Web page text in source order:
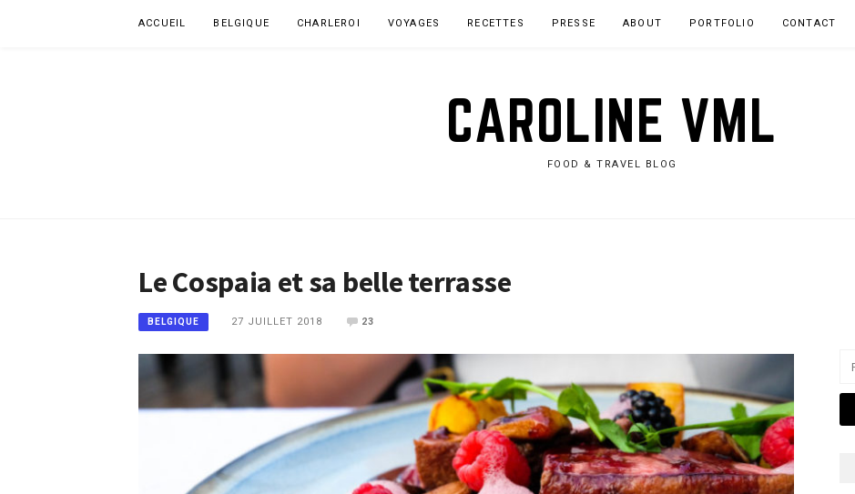
ACCUEIL BELGIQUE CHARLEROI VOYAGES RECETTES PRESSE ABOUT PORTFOLIO CONTACT
CAROLINE VML
FOOD & TRAVEL BLOG
Le Cospaia et sa belle terrasse
BELGIQUE 27 JUILLET 2018 23